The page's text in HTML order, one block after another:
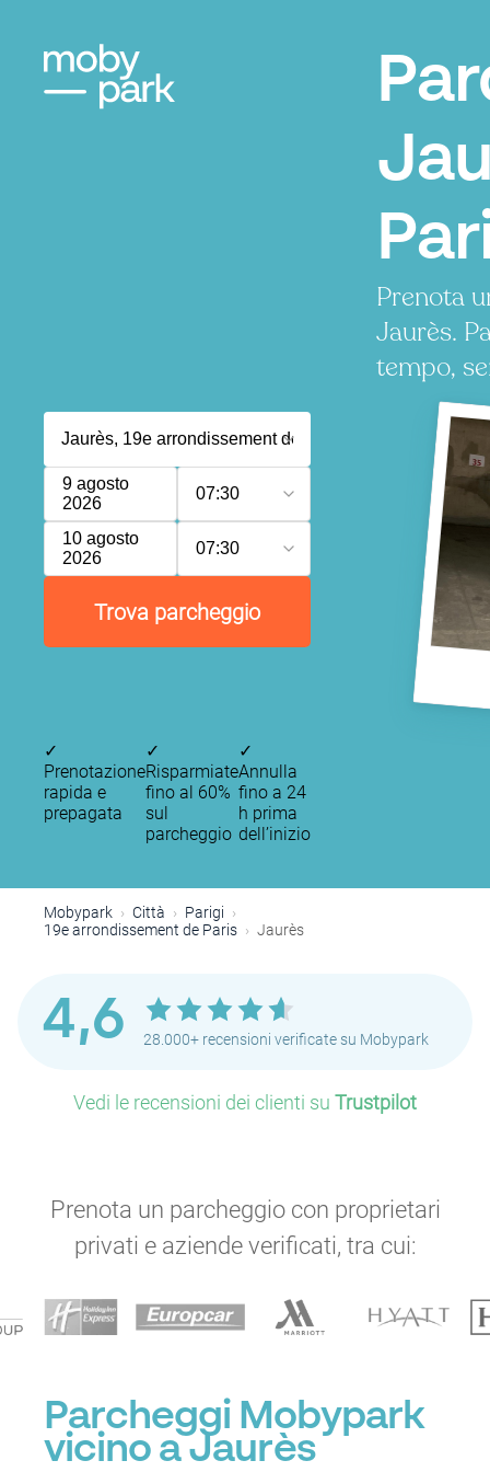
Prenota
Jaurès.
tempo,
9 agosto
2026
07:30
10 agosto
2026
07:30
Trova parcheggio
✓
Prenotazione
rapida e
prepagata
✓
Risparmiate
fino al 60%
sul
parcheggio
✓
Annulla
fino a 24
h prima
dell’inizio
Mobypark Città
Parigi
19e arrondissement de Paris
Jaurès
4,6 28.000+ recensioni verificate su Mobypark
Vedi le recensioni dei clienti su Trustpilot
Prenota un parcheggio con proprietari
privati e aziende verificati, tra cui:
Parcheggi Mobypark
vicino a Jaurès